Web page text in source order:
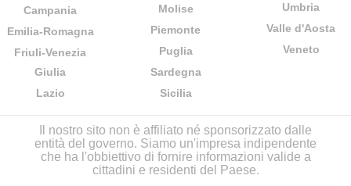
Campania
Emilia-Romagna
Friuli-Venezia
Giulia
Lazio
Molise
Piemonte
Puglia
Sardegna
Sicilia
Umbria
Valle d'Aosta
Veneto
Il nostro sito non è affiliato né sponsorizzato dalle
entità del governo. Siamo un'impresa indipendente
che ha l'obbiettivo di fornire informazioni valide a
cittadini e residenti del Paese.